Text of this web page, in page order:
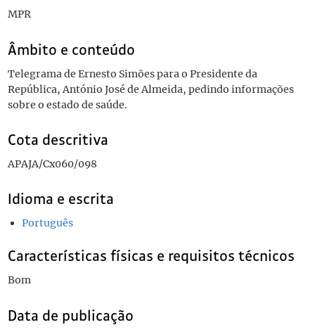
MPR
Âmbito e conteúdo
Telegrama de Ernesto Simões para o Presidente da
República, António José de Almeida, pedindo informações
sobre o estado de saúde.
Cota descritiva
APAJA/Cx060/098
Idioma e escrita
Português
Características físicas e requisitos técnicos
Bom
Data de publicação